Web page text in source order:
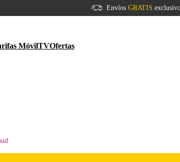
Envíos GRATIS
MóvilTVOfertas